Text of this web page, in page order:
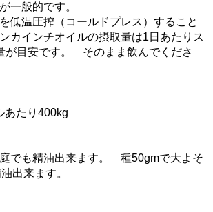
一般的です。
低温圧搾（コールドプレス）すること
カインチオイルの摂取量は1日あたりス
が目安です。 そのまま飲んでくださ
あたり400kg
でも精油出来ます。 種50gmで大よそ
出来ます。